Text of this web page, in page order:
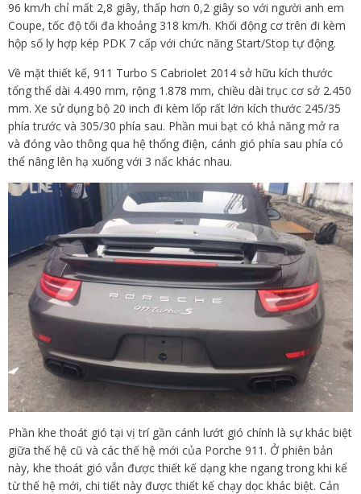
96 km/h chỉ mất 2,8 giây, thấp hơn 0,2 giây so với người anh em
Coupe, tốc độ tối đa khoảng 318 km/h. Khối động cơ trên đi kèm
hộp số ly hợp kép PDK 7 cấp với chức năng Start/Stop tự động.
Về mặt thiết kế, 911 Turbo S Cabriolet 2014 sở hữu kích thước
tổng thể dài 4.490 mm, rộng 1.878 mm, chiều dài trục cơ sở 2.450
mm. Xe sử dụng bộ 20 inch đi kèm lốp rất lớn kích thước 245/35
phía trước và 305/30 phía sau. Phần mui bạt có khả năng mở ra
và đóng vào thông qua hệ thống điện, cánh gió phía sau phía có
thể nâng lên hạ xuống với 3 nấc khác nhau.
Phần khe thoát gió tại vị trí gần cánh lướt gió chính là sự khác biệt
giữa thế hệ cũ và các thế hệ mới của Porche 911. Ở phiên bản
này, khe thoát gió vẫn được thiết kế dạng khe ngang trong khi kể
từ thế hệ mới, chi tiết này được thiết kế chạy dọc khác biệt. Cản